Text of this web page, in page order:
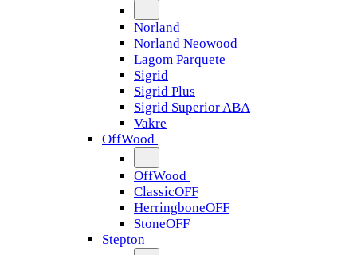
Norland
Norland Neowood
Lagom Parquete
Sigrid
Sigrid Plus
Sigrid Superior ABA
Vakre
OffWood
OffWood
ClassicOFF
HerringboneOFF
StoneOFF
Stepton